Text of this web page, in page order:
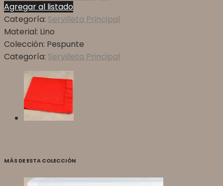
Agregar al listado
Categoría: Servilleta Principal
Material: Lino
Colección: Pespunte
Categoría: Servilleta Principal
MÁS DE ESTA COLECCIÓN